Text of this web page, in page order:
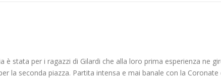
è stata per i ragazzi di Gilardi che alla loro prima esperienza ne
la seconda piazza. Partita intensa e mai banale con la